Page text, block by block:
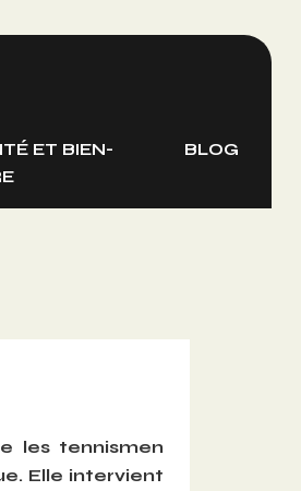
ET BIEN-
BLOG
les tennismen
Elle intervient